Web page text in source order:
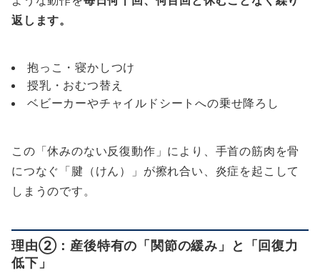
返します。
抱っこ・寝かしつけ
授乳・おむつ替え
ベビーカーやチャイルドシートへの乗せ降ろし
この「休みのない反復動作」により、手首の筋肉を骨
につなぐ「腱（けん）」が擦れ合い、炎症を起こして
しまうのです。
理由②：産後特有の「関節の緩み」と「回復力
低下」